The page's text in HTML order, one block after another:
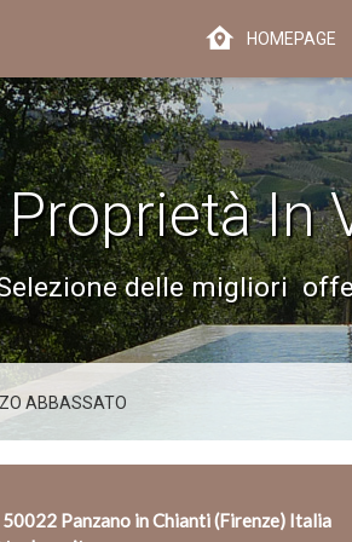
HOMEPAGE
ABBASSATO
Proprietà In
delle migliori
Panzano in Chianti (Firenze) Italia